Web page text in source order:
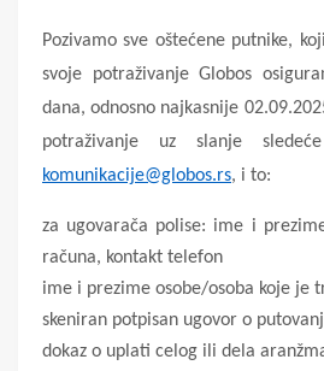
Pozivamo sve oštećene putnike,
svoje potraživanje Globos
dana, odnosno najkasnije
potraživanje uz slanje
komunikacije@globos.rs, i to:
za ugovarača polise: ime i
računa, kontakt telefon
ime i prezime osobe/osoba koje je
skeniran potpisan ugovor o
dokaz o uplati celog ili dela